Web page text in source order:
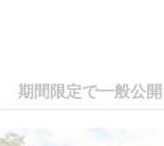
期間限定で一般公開